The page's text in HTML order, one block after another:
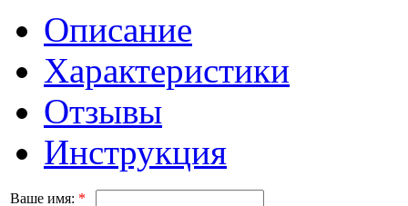
Описание
Характеристики
Отзывы
Инструкция
Ваше имя: *